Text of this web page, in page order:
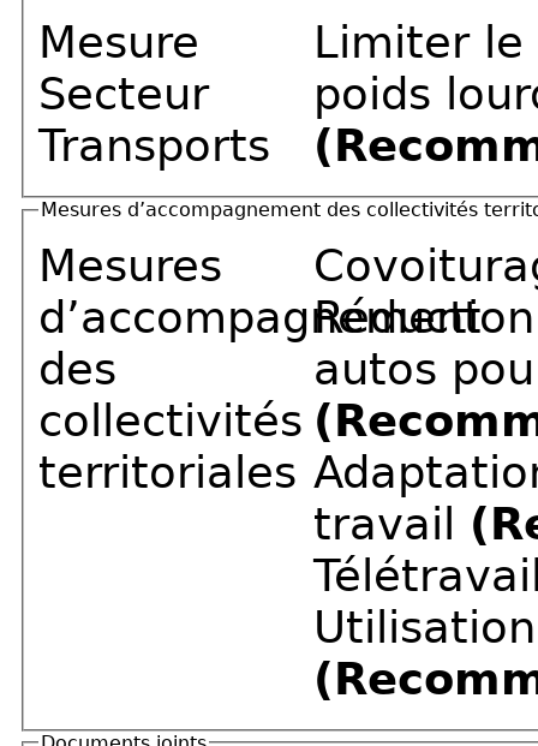
Mesure
Secteur
Transports
Limiter
poids
Mesures d’accompagnement des collectivités
Mesures
d’accompagnement
des
collectivités
territoriales
autos
travail